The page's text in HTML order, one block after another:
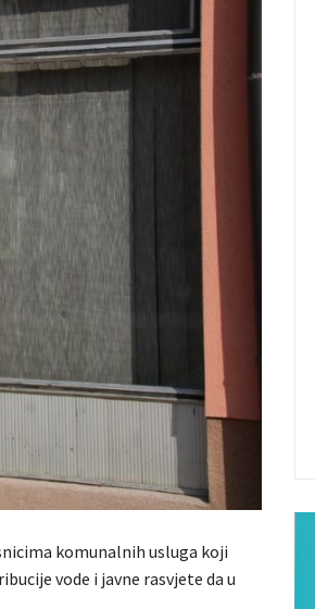
komunalnih usluga koji
vode i javne rasvjete da u